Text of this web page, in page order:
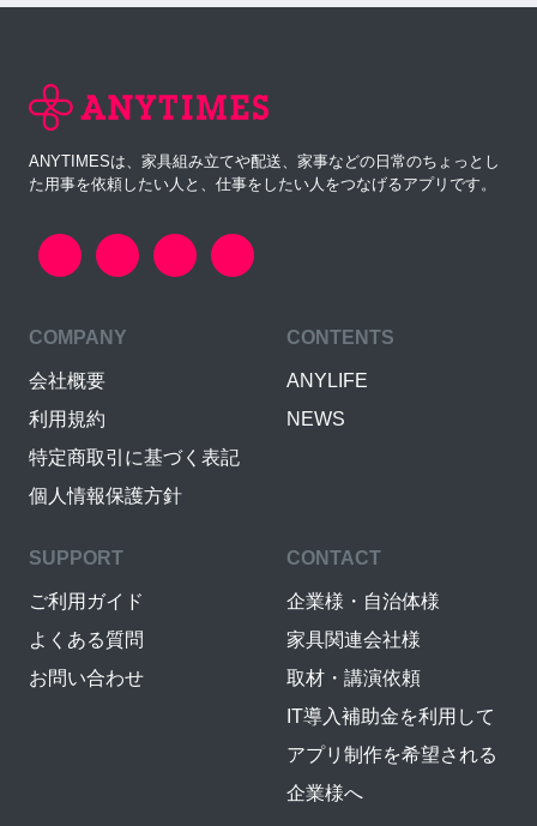
ANYTIMESは、家具組み立てや配送、家事などの日常のちょっとし
た用事を依頼したい人と、仕事をしたい人をつなげるアプリです。
COMPANY
会社概要
利用規約
特定商取引に基づく表記
個人情報保護方針
CONTENTS
ANYLIFE
NEWS
SUPPORT
ご利用ガイド
よくある質問
お問い合わせ
CONTACT
企業様・自治体様
家具関連会社様
取材・講演依頼
IT導入補助金を利用して
アプリ制作を希望される
企業様へ